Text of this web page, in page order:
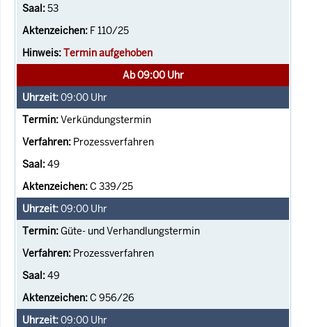
53
F 110/25
Termin aufgehoben
Ab 09:00 Uhr
09:00 Uhr
Verkündungstermin
Prozessverfahren
49
C 339/25
09:00 Uhr
Güte- und Verhandlungstermin
Prozessverfahren
49
C 956/26
09:00 Uhr